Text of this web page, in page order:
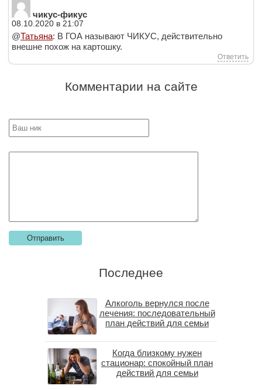
чикус-фикус
08.10.2020 в 21:07
@Татьяна: В ГОА называют ЧИКУС, действительно
внешне похож на картошку.
Ответить
Комментарии на сайте
Последнее
Алкоголь вернулся после
лечения: последовательный
план действий для семьи
Когда близкому нужен
стационар: спокойный план
действий для семьи